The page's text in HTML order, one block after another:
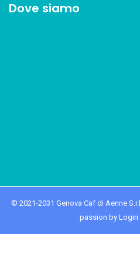
Dove siamo
© 2021-2031 Genova Caf di Aenne
passion by Login